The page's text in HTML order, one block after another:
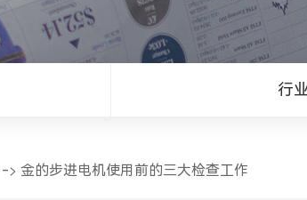
行
-> 金的步进电机使用前的三大检查工作